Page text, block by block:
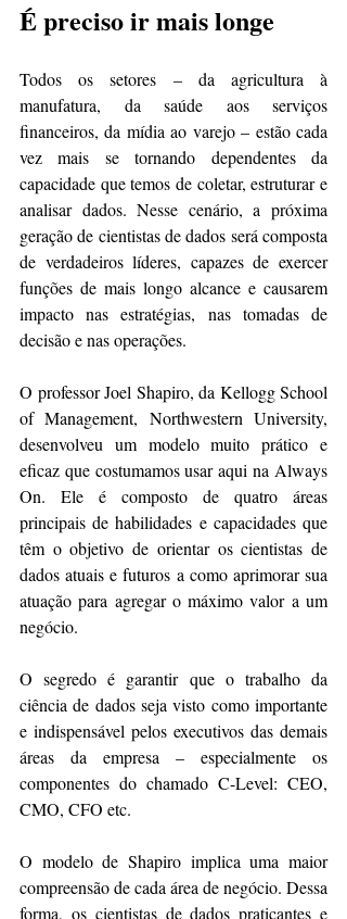
É preciso ir mais longe
Todos os setores – da agricultura à
manufatura, da saúde aos serviços
financeiros, da mídia ao varejo – estão cada
vez mais se tornando dependentes da
capacidade que temos de coletar, estruturar e
analisar dados. Nesse cenário, a próxima
geração de cientistas de dados será composta
de verdadeiros líderes, capazes de exercer
funções de mais longo alcance e causarem
impacto nas estratégias, nas tomadas de
decisão e nas operações.
O professor Joel Shapiro, da Kellogg School
of Management, Northwestern University,
desenvolveu um modelo muito prático e
eficaz que costumamos usar aqui na Always
On. Ele é composto de quatro áreas
principais de habilidades e capacidades que
têm o objetivo de orientar os cientistas de
dados atuais e futuros a como aprimorar sua
atuação para agregar o máximo valor a um
negócio.
O segredo é garantir que o trabalho da
ciência de dados seja visto como importante
e indispensável pelos executivos das demais
áreas da empresa – especialmente os
componentes do chamado C-Level: CEO,
CMO, CFO etc.
O modelo de Shapiro implica uma maior
compreensão de cada área de negócio. Dessa
forma, os cientistas de dados praticantes e